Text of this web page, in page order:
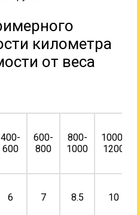
километра
от веса
400-
600
600-
800
800-
1000
1000-
1200
6 7 8.5 10